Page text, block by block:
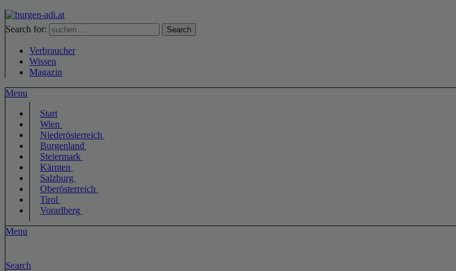
Search for: Search
Verbraucher
Wissen
Magazin
Menu
Start
Wien
Niederösterreich
Burgenland
Steiermark
Kärnten
Salzburg
Oberösterreich
Tirol
Vorarlberg
Menu
Search